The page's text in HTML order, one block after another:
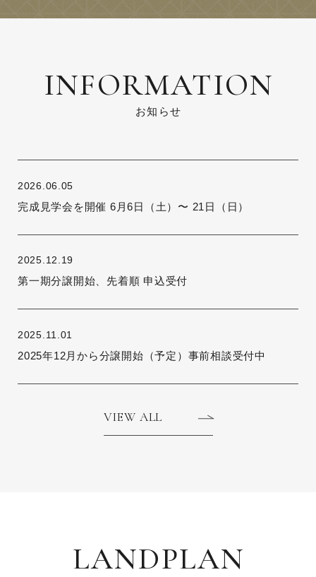
INFORMATION
お知らせ
2026.06.05
完成見学会を開催 6月6日（土）〜 21日（日）
2025.12.19
第一期分譲開始、先着順 申込受付
2025.11.01
2025年12月から分譲開始（予定）事前相談受付中
VIEW ALL
LANDPLAN